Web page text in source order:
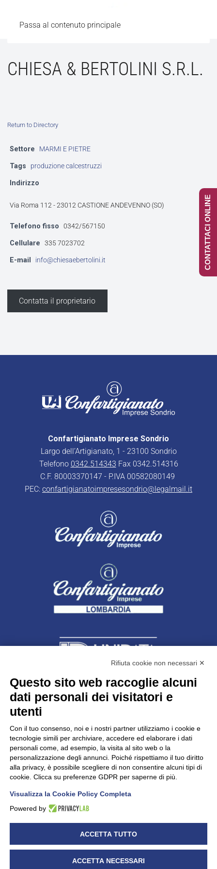
Passa al contenuto principale
CHIESA & BERTOLINI S.R.L.
Return to Directory
Settore MARMI E PIETRE
Tags produzione calcestruzzi
Indirizzo
Via Roma 112 - 23012 CASTIONE ANDEVENNO (SO)
Telefono fisso 0342/567150
Cellulare 335 7023702
E-mail info@chiesaebertolini.it
Contatta il proprietario
Confartigianato Imprese Sondrio
Largo dell’Artigianato, 1 - 23100 Sondrio
Telefono 0342.514343 Fax 0342.514316
C.F. 80003370147 - P.IVA 00582080149
PEC: confartigianatoimpresesondrio@legalmail.it
Unidata s.r.lcon unico socio
Largo dell’Artigianato, 1 - 23100 Sondrio
C.F. 00481790145 - N.REA SO-36426
PEC: unidata.sondrio@legalmail.it
Cap. soc. euro 100.000,00 i.v.
UNIDATA - Informativa privacy (per i clienti)
UNIDATA - Whistleblowing
CONTATTACI ONLINE
Rifiuta cookie non necessari ✕
Questo sito web raccoglie alcuni
dati personali dei visitatori e
utenti
Con il tuo consenso, noi e i nostri partner utilizziamo i cookie e
tecnologie simili per archiviare, accedere ed elaborare i dati
personali come, ad esempio, la visita al sito web o la
personalizzazione degli annunci. Poiché rispettiamo il tuo diritto
alla privacy, è possibile scegliere di non consentire alcuni tipi di
cookie. Clicca su preferenze GDPR per saperne di più.
Visualizza la Cookie Policy Completa
Powered by
ACCETTA TUTTO
ACCETTA NECESSARI